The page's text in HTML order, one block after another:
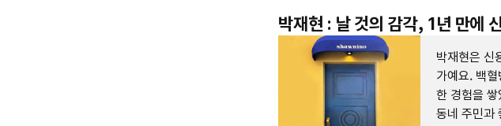
박재현 : 날 것의 감각, 1년 만에
박재현은 신
가예요. 백
한 경험을
동네 주민과